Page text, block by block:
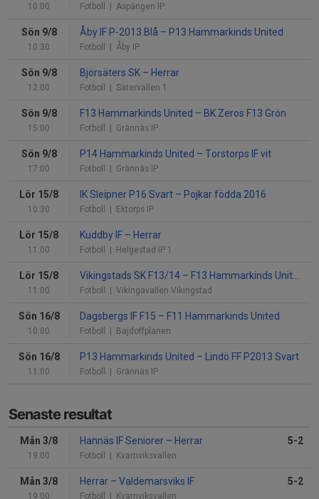
10:00 Fotboll | Aspängen IP
Sön 9/8
10:30
Åby IF P-2013 Blå – P13 Hammarkinds United
Fotboll | Åby IP
Sön 9/8
12:00
Björsäters SK – Herrar
Fotboll | Sätervallen 1
Sön 9/8
15:00
F13 Hammarkinds United – BK Zeros F13 Grön
Fotboll | Grännäs IP
Sön 9/8
17:00
P14 Hammarkinds United – Torstorps IF vit
Fotboll | Grännäs IP
Lör 15/8
10:30
IK Sleipner P16 Svart – Pojkar födda 2016
Fotboll | Ektorps IP
Lör 15/8
11:00
Kuddby IF – Herrar
Fotboll | Helgestad IP 1
Lör 15/8
11:00
Vikingstads SK F13/14 – F13 Hammarkinds United
Fotboll | Vikingavallen Vikingstad
Sön 16/8
10:00
Dagsbergs IF F15 – F11 Hammarkinds United
Fotboll | Bajdoffplanen
Sön 16/8
11:00
P13 Hammarkinds United – Lindö FF P2013 Svart
Fotboll | Grännäs IP
Senaste resultat
Mån 3/8
19:00
Hannäs IF Seniorer – Herrar
Fotboll | Kvarnviksvallen
5-2
Mån 3/8
19:00
Herrar – Valdemarsviks IF
Fotboll | Kvarnviksvallen
5-2